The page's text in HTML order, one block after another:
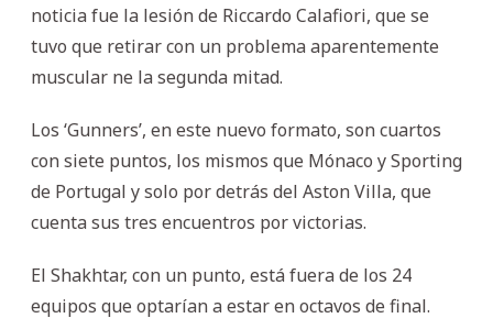
noticia fue la lesión de Riccardo Calafiori, que se
tuvo que retirar con un problema aparentemente
muscular ne la segunda mitad.
Los ‘Gunners’, en este nuevo formato, son cuartos
con siete puntos, los mismos que Mónaco y Sporting
de Portugal y solo por detrás del Aston Villa, que
cuenta sus tres encuentros por victorias.
El Shakhtar, con un punto, está fuera de los 24
equipos que optarían a estar en octavos de final.